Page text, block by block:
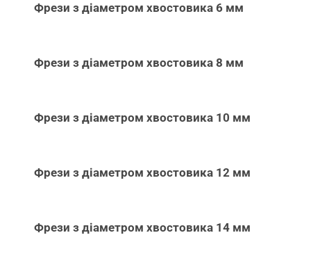
Фрези з діаметром хвостовика 6 мм
Фрези з діаметром хвостовика 8 мм
Фрези з діаметром хвостовика 10 мм
Фрези з діаметром хвостовика 12 мм
Фрези з діаметром хвостовика 14 мм